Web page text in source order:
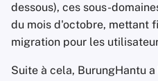
dessous), ces sous-
du mois d'octobre, mettant
migration pour les
Suite à cela, BurungHantu